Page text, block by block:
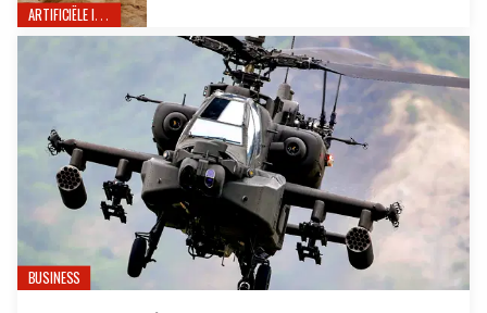
ARTIFICIËLE INTELLIGENTIE
BUSINESS